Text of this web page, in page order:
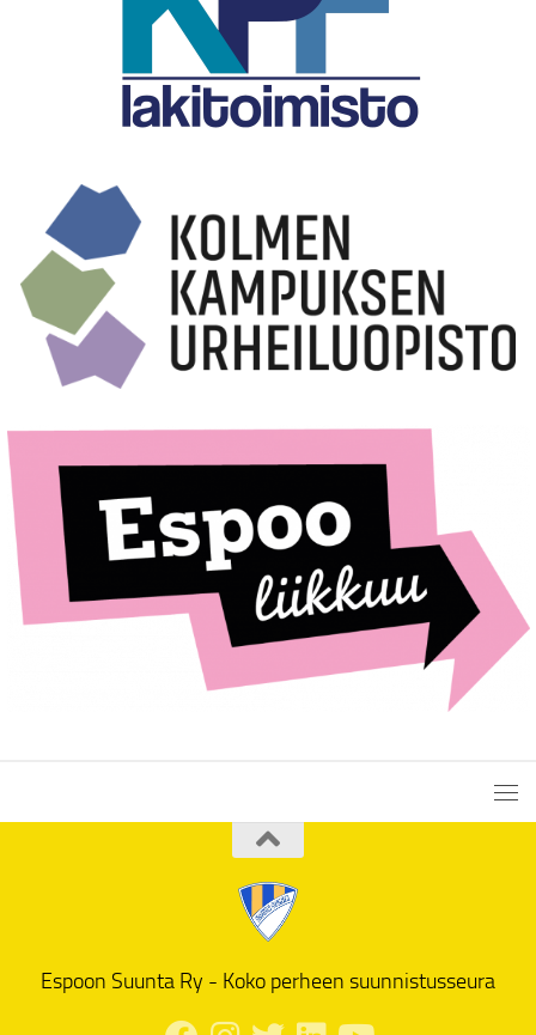
Espoon Suunta Ry - Koko perheen suunnistusseura